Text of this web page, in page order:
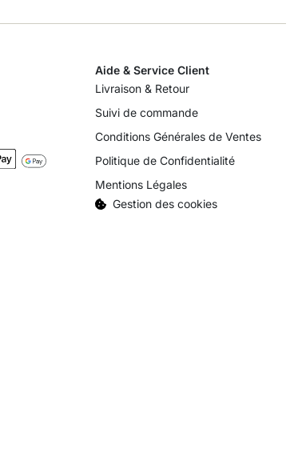
Aide & Service Client
Livraison & Retour
Suivi de commande
Conditions Générales de Ventes
Politique de Confidentialité
Mentions Légales
Gestion des cookies